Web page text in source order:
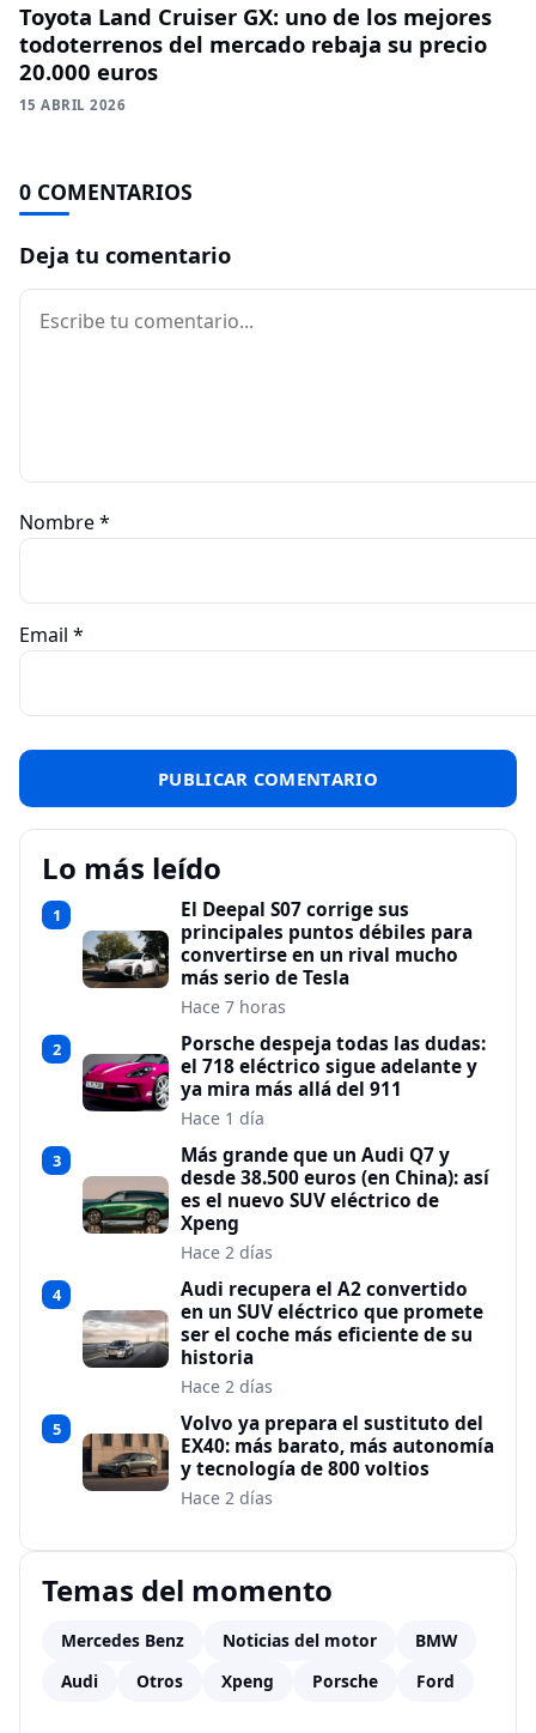
Toyota Land Cruiser GX: uno de los mejores
todoterrenos del mercado rebaja su precio
20.000 euros
15 ABRIL 2026
0 COMENTARIOS
Deja tu comentario
Comentario
Nombre*
Email *
Lo más leído
1
El Deepal S07 corrige sus
principales puntos débiles para
convertirse en un rival mucho
más serio de Tesla
Hace 7 horas
2
Porsche despeja todas las dudas:
el 718 eléctrico sigue adelante y
ya mira más allá del 911
Hace 1 día
3
Más grande que un Audi Q7 y
desde 38.500 euros (en China): así
es el nuevo SUV eléctrico de
Xpeng
Hace 2 días
4
Audi recupera el A2 convertido
en un SUV eléctrico que promete
ser el coche más eficiente de su
historia
Hace 2 días
5
Volvo ya prepara el sustituto del
EX40: más barato, más autonomía
y tecnología de 800 voltios
Hace 2 días
Temas del momento
Mercedes Benz Noticias del motor
BMW
Audi
Otros Xpeng Porsche Ford